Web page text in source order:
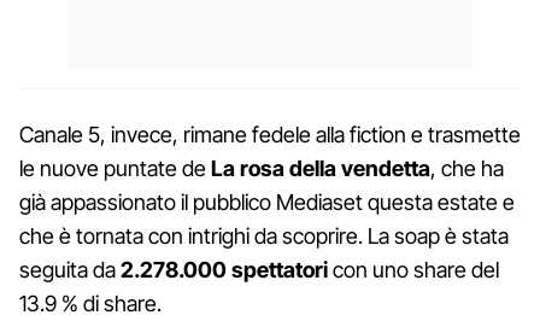
Canale 5, invece, rimane fedele alla fiction e trasmette
le nuove puntate deLa rosa della vendetta, che ha
già appassionato il pubblico Mediaset questa estate e
che è tornata con intrighi da scoprire. La soap è stata
seguita da2.278.000 spettatoricon uno share del
13.9 % di share.